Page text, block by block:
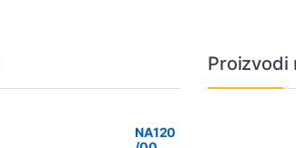
NA120
Proizvodi